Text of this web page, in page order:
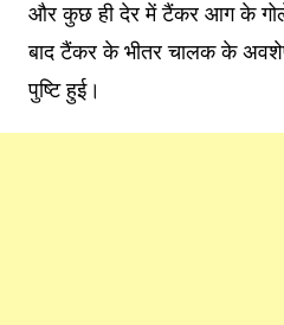
और कुछ ही देर में टैंकर आग के
बाद टैंकर के भीतर चालक के
पुष्टि हुई।